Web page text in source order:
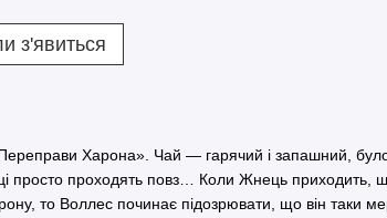
з'явиться
Харона». Чай — гарячий і запашний,
просто проходять повз… Коли Жнець приходить,
то Воллес починає підозрювати, що він таки